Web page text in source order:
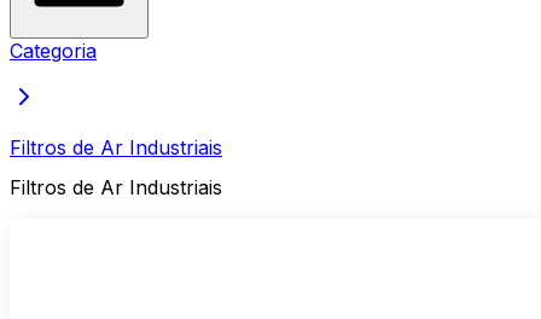
Categoria
Filtros de Ar Industriais
Filtros de Ar Industriais